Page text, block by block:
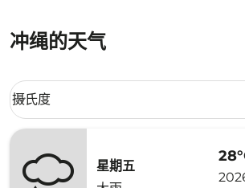
冲绳的天气
Weather unit option 摄氏度 Selected
摄氏度
keyboard_arrow_down
星期五